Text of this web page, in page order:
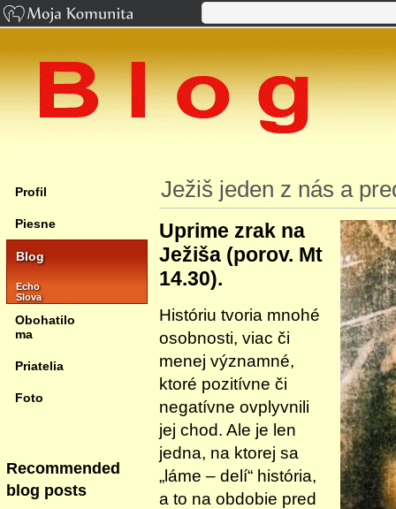
Ježiš jeden z nás a
Uprime zrak na
Ježiša (porov. Mt
14.30).
Históriu tvoria mnohé
osobnosti, viac či
menej významné,
ktoré pozitívne či
negatívne ovplyvnili
jej chod. Ale je len
jedna, na ktorej sa
„láme – delí“ história,
a to na obdobie pred
Profil
Piesne
Blog
Echo
Slova
Obohatilo
ma
Priatelia
Foto
Recommended
blog posts